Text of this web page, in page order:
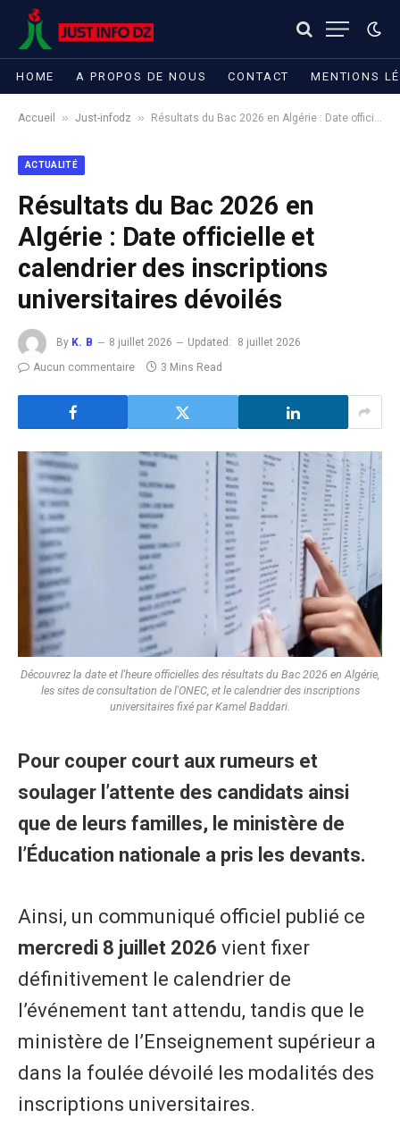
HOME A PROPOS DE NOUS CONTACT MENTIONS
Accueil » Just-infodz » Résultats du Bac 2026 en Algérie : Date officielle et calendrier des inscriptions universitaires dévoilés
ACTUALITÉ
Résultats du Bac 2026 en
Algérie : Date officielle et
calendrier des inscriptions
universitaires dévoilés
By K. B 8 juillet 2026 Updated:
8 juillet 2026
Aucun commentaire
3 Mins Read
Découvrez la date et l'heure officielles des résultats du Bac 2026 en Algérie,
les sites de consultation de l'ONEC, et le calendrier des inscriptions
universitaires fixé par Kamel Baddari.
Pour couper court aux rumeurs et
soulager l’attente des candidats ainsi
que de leurs familles, le ministère de
l’Éducation nationale a pris les devants.
Ainsi, un communiqué officiel publié ce
mercredi 8 juillet 2026 vient fixer
définitivement le calendrier de
l’événement tant attendu, tandis que le
ministère de l’Enseignement supérieur a
dans la foulée dévoilé les modalités des
inscriptions universitaires.